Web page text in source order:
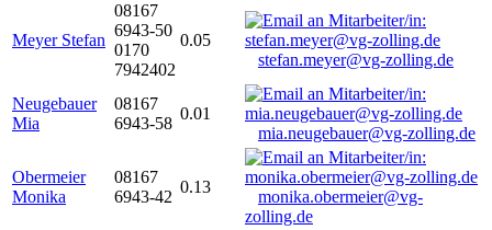
Meyer Stefan
08167
6943-50
0170
7942402
0.05
stefan.meyer@vg-zolling.de
Neugebauer
Mia
08167
6943-58
0.01
mia.neugebauer@vg-zolling.de
Obermeier
Monika
08167
6943-42
0.13
monika.obermeier@vg-
zolling.de